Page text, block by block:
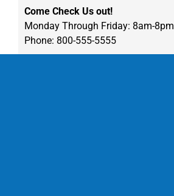
Come Check Us out!
Monday Through Friday: 8am-8pm
Phone: 800-555-5555